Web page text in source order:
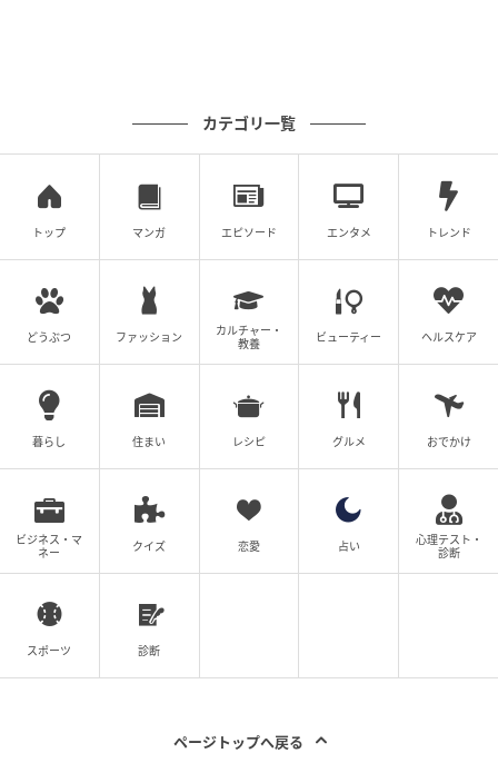
カテゴリ一覧
トップ マンガ エピソード エンタメ トレンド
どうぶつ ファッション
カルチャー・
教養
ビューティー ヘルスケア
暮らし 住まい レシピ グルメ おでかけ
ビジネス・マ
ネー
クイズ 恋愛 占い
心理テスト・
診断
スポーツ 診断
ページトップへ戻る